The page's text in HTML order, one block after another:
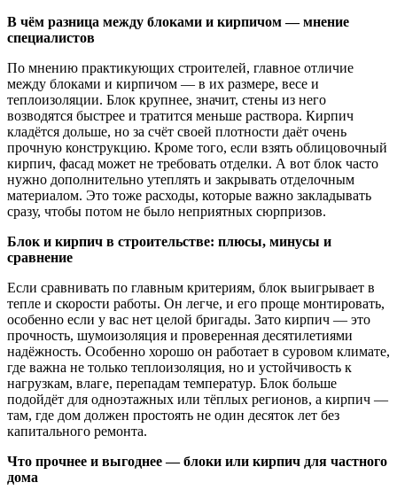
В чём разница между блоками и кирпичом — мнение
специалистов
По мнению практикующих строителей, главное отличие
между блоками и кирпичом — в их размере, весе и
теплоизоляции. Блок крупнее, значит, стены из него
возводятся быстрее и тратится меньше раствора. Кирпич
кладётся дольше, но за счёт своей плотности даёт очень
прочную конструкцию. Кроме того, если взять облицовочный
кирпич, фасад может не требовать отделки. А вот блок часто
нужно дополнительно утеплять и закрывать отделочным
материалом. Это тоже расходы, которые важно закладывать
сразу, чтобы потом не было неприятных сюрпризов.
Блок и кирпич в строительстве: плюсы, минусы и
сравнение
Если сравнивать по главным критериям, блок выигрывает в
тепле и скорости работы. Он легче, и его проще монтировать,
особенно если у вас нет целой бригады. Зато кирпич — это
прочность, шумоизоляция и проверенная десятилетиями
надёжность. Особенно хорошо он работает в суровом климате,
где важна не только теплоизоляция, но и устойчивость к
нагрузкам, влаге, перепадам температур. Блок больше
подойдёт для одноэтажных или тёплых регионов, а кирпич —
там, где дом должен простоять не один десяток лет без
капитального ремонта.
Что прочнее и выгоднее — блоки или кирпич для частного
дома